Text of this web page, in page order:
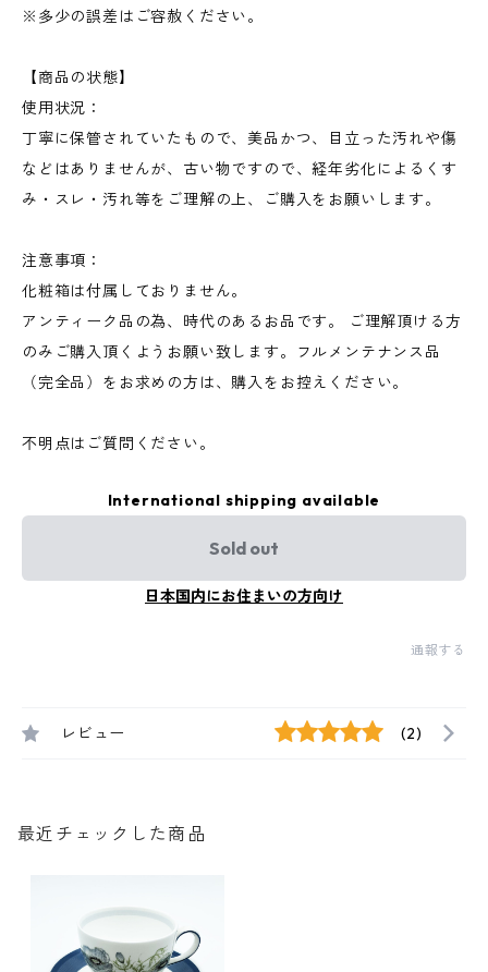
※多少の誤差はご容赦ください。
【商品の状態】
使用状況：
丁寧に保管されていたもので、美品かつ、目立った汚れや傷
などはありませんが、古い物ですので、経年劣化によるくす
み・スレ・汚れ等をご理解の上、ご購入をお願いします。
注意事項：
化粧箱は付属しておりません。
アンティーク品の為、時代のあるお品です。 ご理解頂ける方
のみご購入頂くようお願い致します。フルメンテナンス品
（完全品）をお求めの方は、購入をお控えください。
不明点はご質問ください。
International shipping available
Sold out
日本国内にお住まいの方向け
通報する
レビュー (2)
最近チェックした商品